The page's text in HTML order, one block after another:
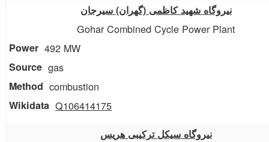
نیروگاه شهید کاظمی (گهران) سیرجان
Gohar Combined Cycle Power Plant
492 MW
gas
combustion
Q106414175
نیروگاه سیکل ترکیبی هریس